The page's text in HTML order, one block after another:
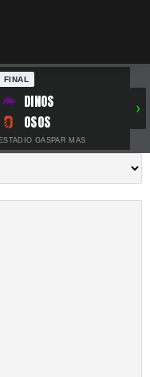
FINAL
DINOS
OSOS
ESTADIO GASPAR MAS
›